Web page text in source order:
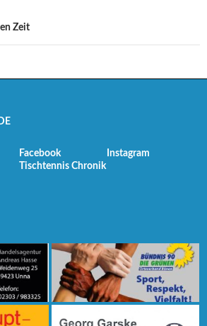
Zeit
Facebook
Instagram
Tischtennis Chronik